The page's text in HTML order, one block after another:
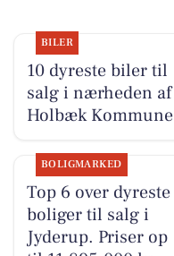
BILER
10 dyreste biler til
salg i nærheden af
Holbæk Kommune
BOLIGMARKED
Top 6 over dyreste
boliger til salg i
Jyderup. Priser op